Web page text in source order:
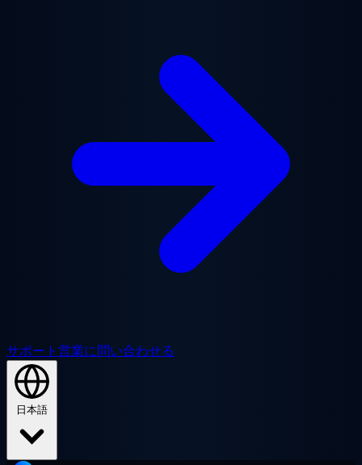
サポート営業に問い合わせる
日本語